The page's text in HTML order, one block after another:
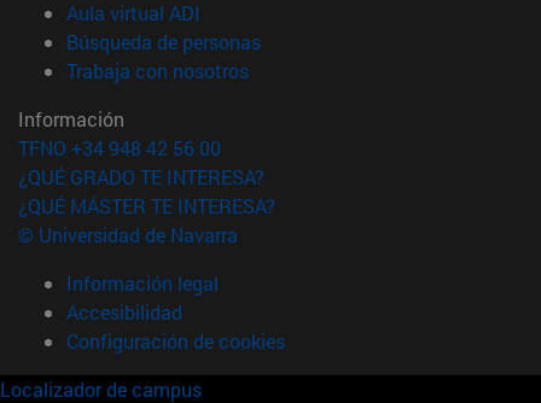
Aula virtual ADI
Búsqueda de personas(abre en nueva ventana)
Trabaja con nosotros(abre en nueva ventana)
Información
TFNO +34 948 42 56 00
¿QUÉ GRADO TE INTERESA?
¿QUÉ MÁSTER TE INTERESA?
© Universidad de Navarra
Información legal
Accesibilidad
Configuración de cookies
Localizador de campus